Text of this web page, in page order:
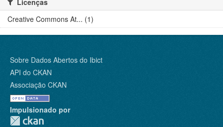
Licenças
Creative Commons At... (1)
Sobre Dados Abertos do Ibict
API do CKAN
Associação CKAN
Impulsionado por